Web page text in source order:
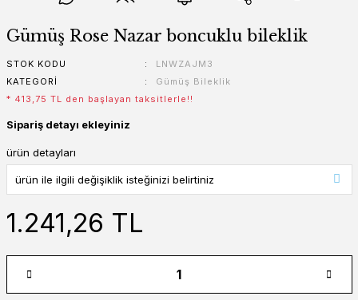
Gümüş Rose Nazar boncuklu bileklik
STOK KODU
LNWZAJM3
KATEGORI
Gümüş Bileklik
* 413,75 TL den başlayan taksitlerle!!
Sipariş detayı ekleyiniz
ürün detayları
1.241,26 TL